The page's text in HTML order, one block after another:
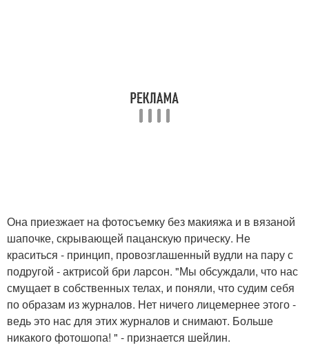
Она приезжает на фотосъемку без макияжа и в вязаной
шапочке, скрывающей пацанскую прическу. Не
краситься - принцип, провозглашенный вудли на пару с
подругой - актрисой бри ларсон. "Мы обсуждали, что нас
смущает в собственных телах, и поняли, что судим себя
по образам из журналов. Нет ничего лицемернее этого -
ведь это нас для этих журналов и снимают. Больше
никакого фотошопа! " - признается шейлин.